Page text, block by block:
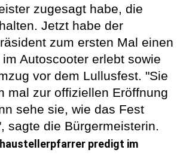
zugesagt habe, die
Jetzt habe der
zum ersten Mal einen
Autoscooter erlebt sowie
vor dem Lullusfest. "Sie
mal zur offiziellen Eröffnung
sehe sie, wie das Fest
sagte die Bürgermeisterin.
predigt im